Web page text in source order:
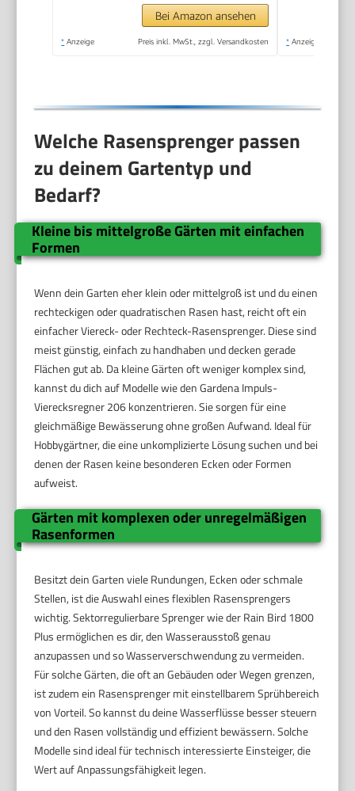
Metallfilter (18712-
20)
Bei Amazon ansehen
* Anzeige Preis inkl. MwSt., zzgl. Versandkosten * Anzeige
Welche Rasensprenger passen
zu deinem Gartentyp und
Bedarf?
Kleine bis mittelgroße Gärten mit einfachen
Formen
Wenn dein Garten eher klein oder mittelgroß ist und du einen
rechteckigen oder quadratischen Rasen hast, reicht oft ein
einfacher Viereck- oder Rechteck-Rasensprenger. Diese sind
meist günstig, einfach zu handhaben und decken gerade
Flächen gut ab. Da kleine Gärten oft weniger komplex sind,
kannst du dich auf Modelle wie den Gardena Impuls-
Vierecksregner 206 konzentrieren. Sie sorgen für eine
gleichmäßige Bewässerung ohne großen Aufwand. Ideal für
Hobbygärtner, die eine unkomplizierte Lösung suchen und bei
denen der Rasen keine besonderen Ecken oder Formen
aufweist.
Gärten mit komplexen oder unregelmäßigen
Rasenformen
Besitzt dein Garten viele Rundungen, Ecken oder schmale
Stellen, ist die Auswahl eines flexiblen Rasensprengers
wichtig. Sektorregulierbare Sprenger wie der Rain Bird 1800
Plus ermöglichen es dir, den Wasserausstoß genau
anzupassen und so Wasserverschwendung zu vermeiden.
Für solche Gärten, die oft an Gebäuden oder Wegen grenzen,
ist zudem ein Rasensprenger mit einstellbarem Sprühbereich
von Vorteil. So kannst du deine Wasserflüsse besser steuern
und den Rasen vollständig und effizient bewässern. Solche
Modelle sind ideal für technisch interessierte Einsteiger, die
Wert auf Anpassungsfähigkeit legen.